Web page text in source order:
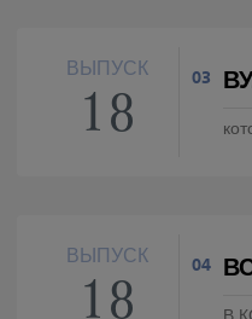
ВЫПУСК
18
03
ВЫПУСК
18
04